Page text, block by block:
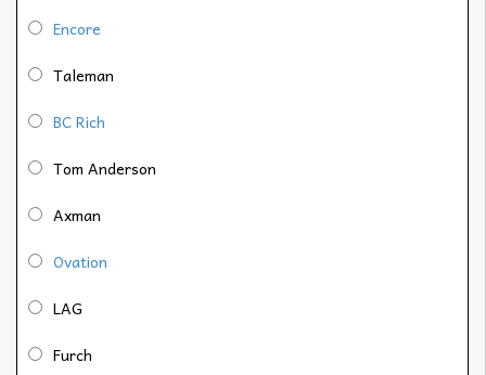
Encore
Taleman
BC Rich
Tom Anderson
Axman
Ovation
LAG
Furch